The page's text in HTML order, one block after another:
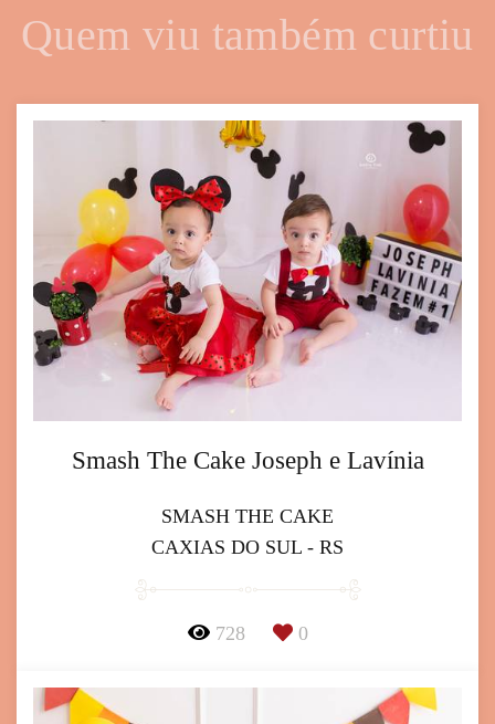
Quem viu também curtiu
Smash The Cake Joseph e Lavínia
SMASH THE CAKE
CAXIAS DO SUL - RS
728 0